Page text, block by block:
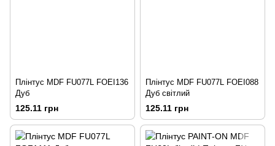
Плінтус MDF FU077L FOEI136
Дуб
125.11 грн
Плінтус MDF FU077L FOEI088
Дуб світлий
125.11 грн